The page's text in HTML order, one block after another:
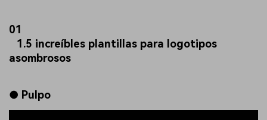
01
1.5 increíbles plantillas para logotipos
asombrosos
● Pulpo